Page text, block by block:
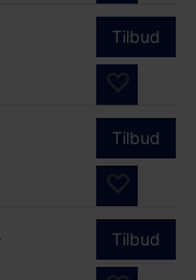
Tilbud
Tilbud
Tilbud